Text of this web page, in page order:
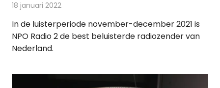
18 januari 2022
In de luisterperiode november-december 2021 is
NPO Radio 2 de best beluisterde radiozender van
Nederland.